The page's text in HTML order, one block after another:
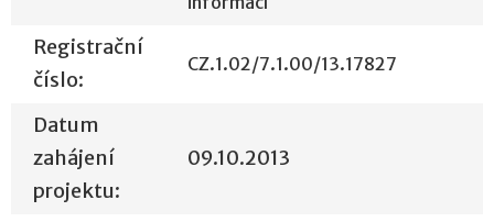
Registrační
číslo:
CZ.1.02/7.1.00/13.17827
Datum
zahájení
projektu:
09.10.2013